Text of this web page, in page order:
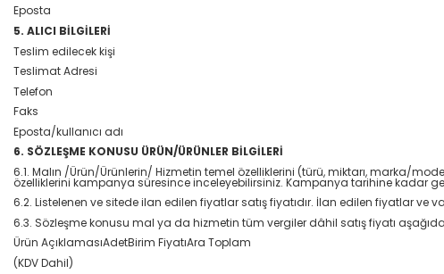
Eposta
5. ALICI BİLGİLERİ
Teslim edilecek kişi
Teslimat Adresi
Telefon
Faks
Eposta/kullanıcı adı
6. SÖZLEŞME KONUSU ÜRÜN/ÜRÜNLER BİLGİLERİ
6.1. Malın /Ürün/Ürünlerin/ Hizmetin temel özelliklerini (türü, miktarı, marka/
özelliklerini kampanya süresince inceleyebilirsiniz. Kampanya tarihine kadar
6.2. Listelenen ve sitede ilan edilen fiyatlar satış fiyatıdır. İlan edilen fiyatlar
6.3. Sözleşme konusu mal ya da hizmetin tüm vergiler dâhil satış fiyatı
Ürün AçıklamasıAdetBirim FiyatıAra Toplam
(KDV Dahil)